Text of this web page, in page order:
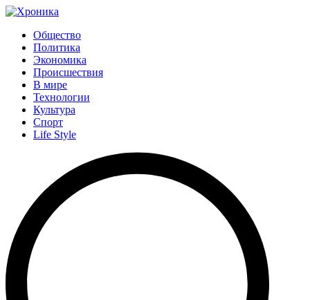
Общество
Политика
Экономика
Происшествия
В мире
Технологии
Культура
Спорт
Life Style